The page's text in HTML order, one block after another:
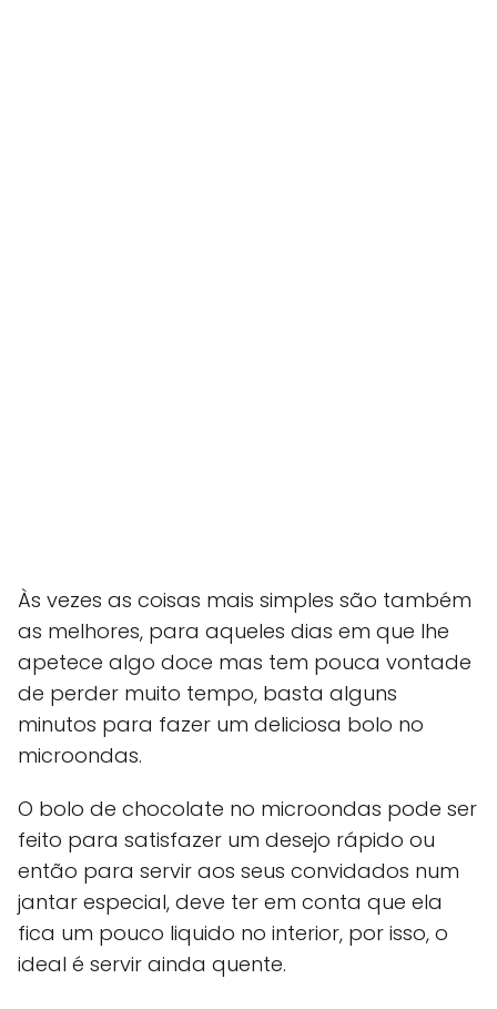
Às vezes as coisas mais simples são também
as melhores, para aqueles dias em que lhe
apetece algo doce mas tem pouca vontade
de perder muito tempo, basta alguns
minutos para fazer um deliciosa bolo no
microondas.
O bolo de chocolate no microondas pode ser
feito para satisfazer um desejo rápido ou
então para servir aos seus convidados num
jantar especial, deve ter em conta que ela
fica um pouco liquido no interior, por isso, o
ideal é servir ainda quente.